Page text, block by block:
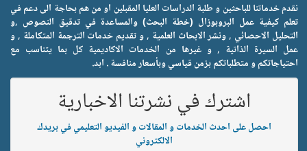
نقدم خدماتنا للباحثين و طلبة الدراسات العليا المقبلين او من هم بحاجة الى دعم في
تعلم كيفية عمل البروبوزال (خطة البحث) والمساعدة في تدقيق النصوص ,و
التحليل الاحصائي , ونشر الابحاث العلمية , و تقديم خدمات الترجمة المتكاملة , و
عمل السيرة الذاتية , و غيرها من الخدمات الاكاديمية كل بما يتناسب مع
احتياجاتكم و متطلباتكم بزمن قياسي وبأسعار منافسة . ابد.
اشترك في نشرتنا الاخبارية
احصل على احدث الخدمات و المقالات و الفيديو التعليمي في بريدك
الالكتروني